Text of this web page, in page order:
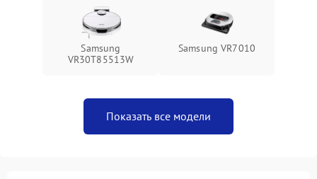
Samsung
VR30T85513W
Samsung VR7010
Показать все модели